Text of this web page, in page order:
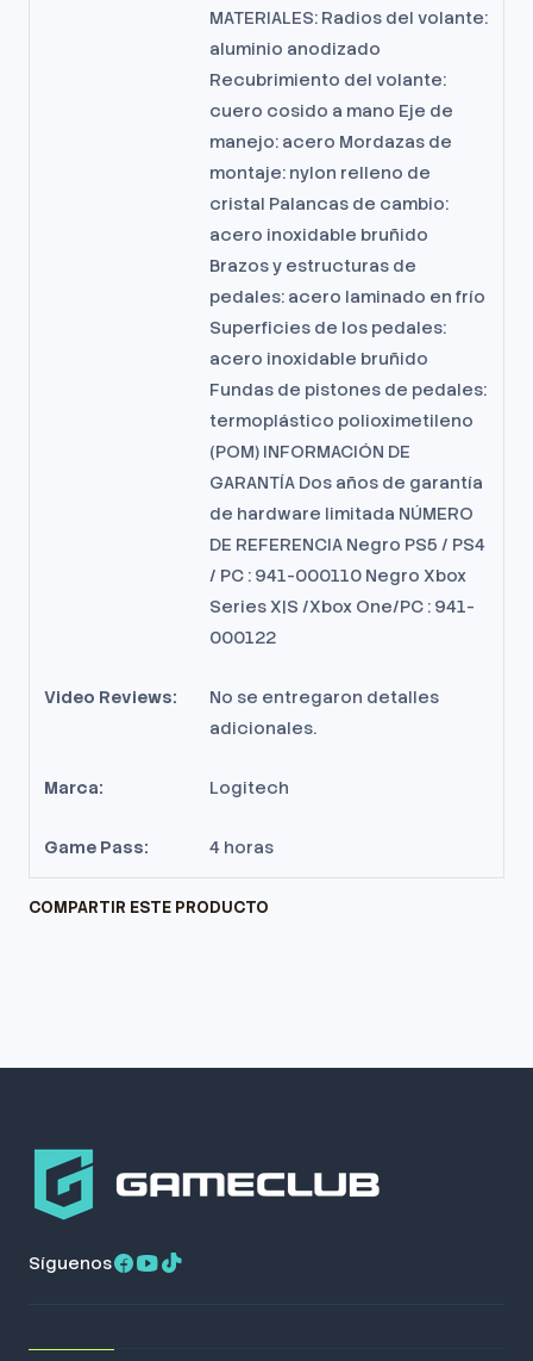
MATERIALES: Radios del volante:
aluminio anodizado
Recubrimiento del volante:
cuero cosido a mano Eje de
manejo: acero Mordazas de
montaje: nylon relleno de
cristal Palancas de cambio:
acero inoxidable bruñido
Brazos y estructuras de
pedales: acero laminado en frío
Superficies de los pedales:
acero inoxidable bruñido
Fundas de pistones de pedales:
termoplástico polioximetileno
(POM) INFORMACIÓN DE
GARANTÍA Dos años de garantía
de hardware limitada NÚMERO
DE REFERENCIA Negro PS5 / PS4
/ PC : 941-000110 Negro Xbox
Series X|S /Xbox One/PC : 941-
000122
Video Reviews:
No se entregaron detalles
adicionales.
Marca: Logitech
Game Pass: 4 horas
COMPARTIR ESTE PRODUCTO
Síguenos